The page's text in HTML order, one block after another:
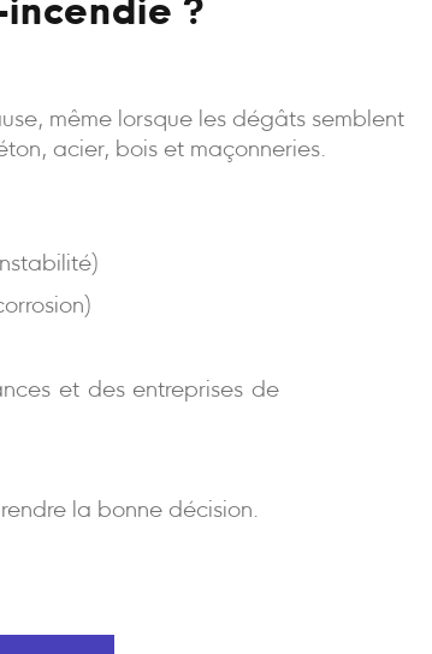
?
même lorsque les dégâts semblent
acier, bois et maçonneries.
et des entreprises de
la bonne décision.